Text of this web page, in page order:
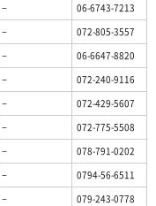
−
06-6743-7213
−
072-805-3557
−
06-6647-8820
−
072-240-9116
−
072-429-5607
−
072-775-5508
−
078-791-0202
−
0794-56-6511
−
079-243-0778